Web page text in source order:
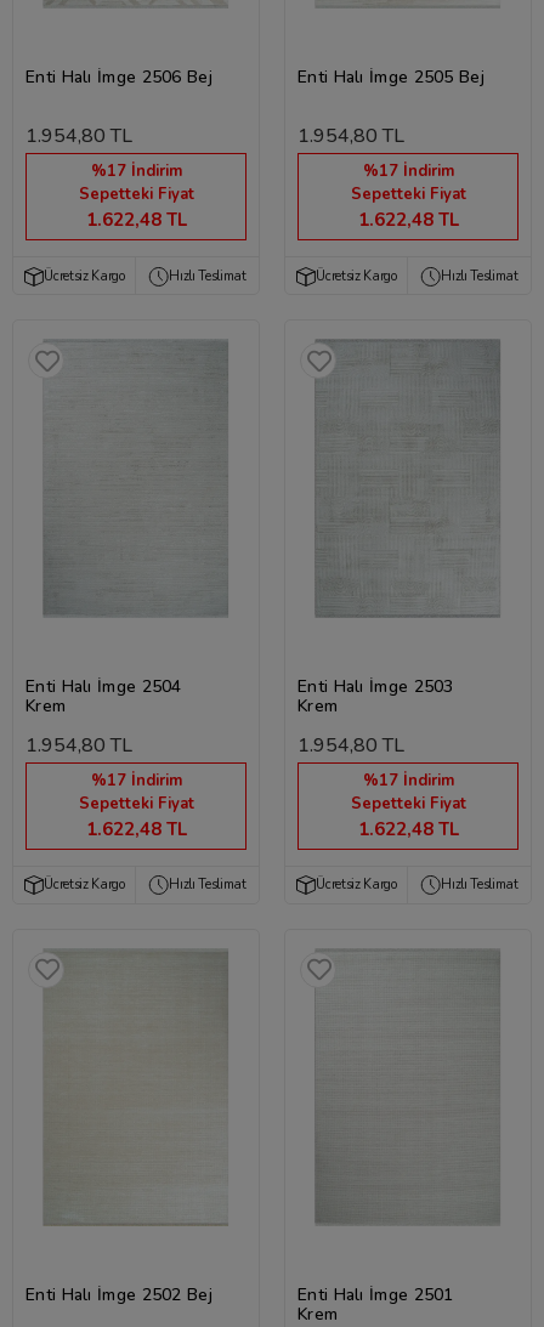
Enti Halı İmge 2506 Bej
1.954,80 TL
%17 İndirim
Sepetteki Fiyat
1.622,48 TL
Ücretsiz Kargo Hızlı Teslimat
Enti Halı İmge 2505 Bej
1.954,80 TL
%17 İndirim
Sepetteki Fiyat
1.622,48 TL
Ücretsiz Kargo Hızlı Teslimat
Enti Halı İmge 2504
Krem
1.954,80 TL
%17 İndirim
Sepetteki Fiyat
1.622,48 TL
Ücretsiz Kargo Hızlı Teslimat
Enti Halı İmge 2503
Krem
1.954,80 TL
%17 İndirim
Sepetteki Fiyat
1.622,48 TL
Ücretsiz Kargo Hızlı Teslimat
Enti Halı İmge 2502 Bej
Enti Halı İmge 2501
Krem